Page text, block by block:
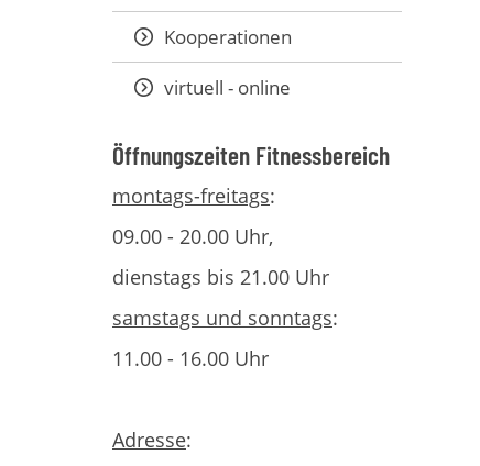
Kooperationen
virtuell - online
Öffnungszeiten Fitnessbereich
montags-freitags:
09.00 - 20.00 Uhr,
dienstags bis 21.00 Uhr
samstags und sonntags:
11.00 - 16.00 Uhr
Adresse: